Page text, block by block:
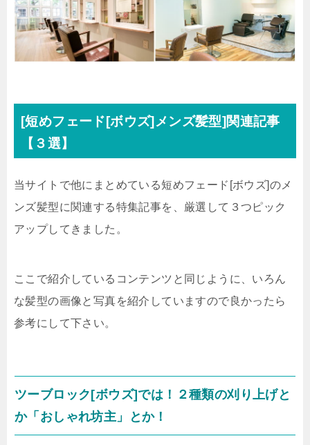
[短めフェード[ボウズ]メンズ髪型]関連記事
【３選】
当サイトで他にまとめている短めフェード[ボウズ]のメ
ンズ髪型に関連する特集記事を、厳選して３つピック
アップしてきました。
ここで紹介しているコンテンツと同じように、いろん
な髪型の画像と写真を紹介していますので良かったら
参考にして下さい。
ツーブロック[ボウズ]では！２種類の刈り上げと
か「おしゃれ坊主」とか！